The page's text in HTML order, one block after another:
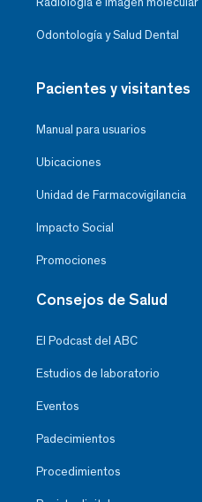
Odontología y Salud Dental
Pacientes y visitantes
Manual para usuarios
Ubicaciones
Unidad de Farmacovigilancia
Impacto Social
Promociones
Consejos de Salud
El Podcast del ABC
Estudios de laboratorio
Eventos
Padecimientos
Procedimientos